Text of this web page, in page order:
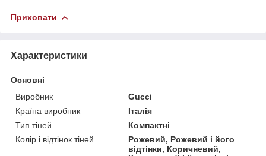
Приховати
Характеристики
Основні
Виробник
Gucci
Країна виробник
Італія
Тип тіней
Компактні
Колір і відтінок тіней
Рожевий, Рожевий і його
відтінки, Коричневий,